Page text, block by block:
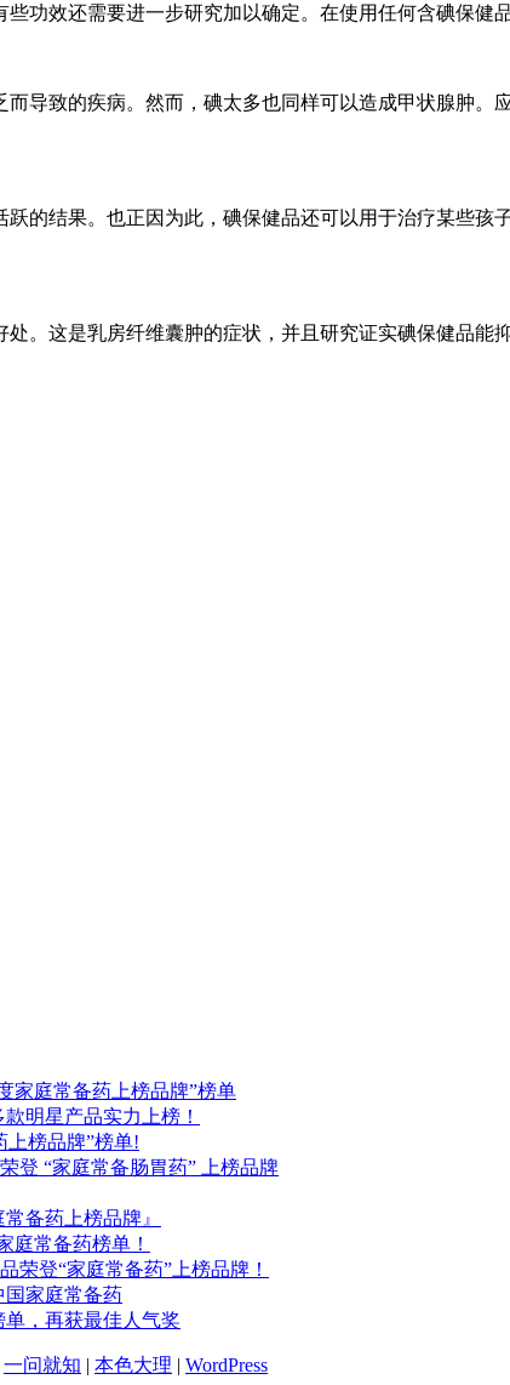
功效还需要进一步研究加以确定。在使用任何含碘保健
导致的疾病。然而，碘太多也同样可以造成甲状腺肿
的结果。也正因为此，碘保健品还可以用于治疗某些
。这是乳房纤维囊肿的症状，并且研究证实碘保健品能
家庭常备药上榜品牌”榜单
明星产品实力上榜！
上榜品牌”榜单!
登 “家庭常备肠胃药” 上榜品牌
备药上榜品牌』
庭常备药榜单！
荣登“家庭常备药”上榜品牌！
国家庭常备药
单，再获最佳人气奖
一问就知 | 本色大理 | WordPress